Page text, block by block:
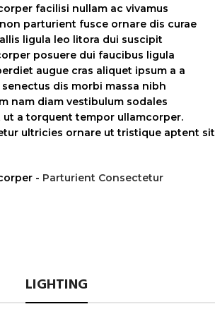
facilisi nullam ac vivamus
parturient fusce ornare dis curae
ligula leo litora dui suscipit
posuere dui faucibus ligula
augue cras aliquet ipsum a a
dis morbi massa nibh
nam diam vestibulum sodales
a torquent tempor ullamcorper.
ultricies ornare ut tristique aptent sit
- Parturient Consectetur
LIGHTING